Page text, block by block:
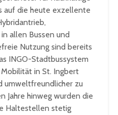
auf die heute exzellente
allen Bussen und
Nutzung sind bereits
INGO-Stadtbussystem
in St. Ingbert
umweltfreundlicher zu
Jahre hinweg wurden die
Haltestellen stetig